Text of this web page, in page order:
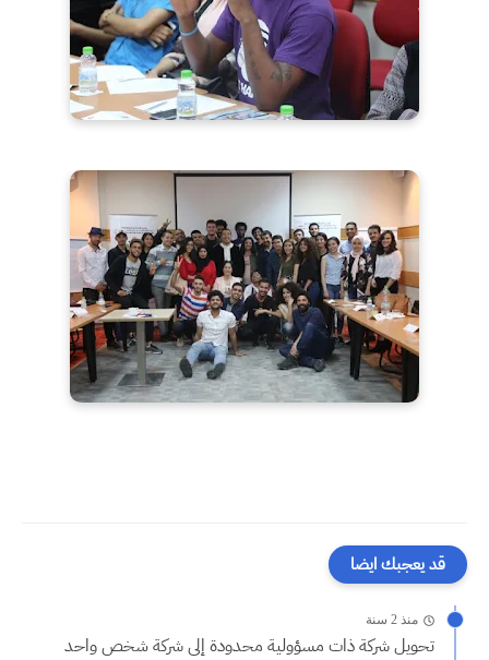
قد يعجبك ايضا
منذ 2 سنة
تحويل شركة ذات مسؤولية محدودة إلى شركة شخص واحد